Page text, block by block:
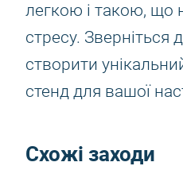
легкою і такою, що
стресу. Зверніться
створити
стенд для вашої
Схожі заходи